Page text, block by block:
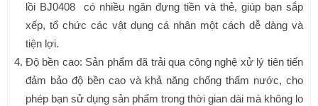
lồi BJ0408 có nhiều ngăn đựng tiền và thẻ, giúp bạn sắp
xếp, tổ chức các vật dụng cá nhân một cách dễ dàng và
tiện lợi.
Độ bền cao: Sản phẩm đã trải qua công nghệ xử lý tiên tiến
đảm bảo độ bền cao và khả năng chống thấm nước, cho
phép bạn sử dụng sản phẩm trong thời gian dài mà không lo